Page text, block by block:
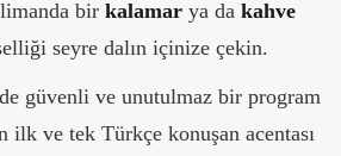
bir kalamar ya da kahve
seyre dalın içinize çekin.
güvenli ve unutulmaz bir program
ilk ve tek Türkçe konuşan acentası